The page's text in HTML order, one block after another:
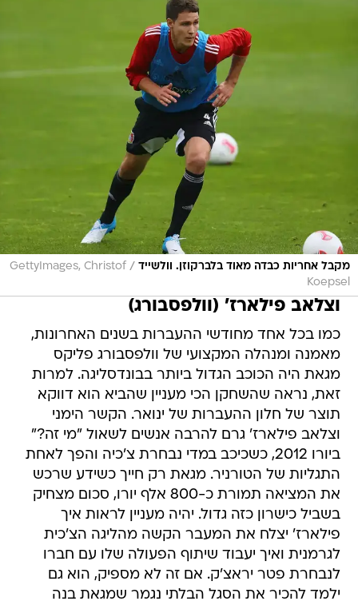
מקבל אחריות כבדה מאוד בלברקוזן. וולשייד /
GettyImages, Christof
Koepsel
וצלאב פילארז' (וולפסבורג)
כמו בכל אחד מחודשי ההעברות בשנים האחרונות,
מאמנה ומנהלה המקצועי של וולפסבורג פליקס
מגאת היה הכוכב הגדול ביותר בבונדסליגה. למרות
זאת, נראה שהשחקן הכי מעניין שהביא הוא דווקא
תוצר של חלון ההעברות של ינואר. הקשר הימני
וצלאב פילארז' גרם להרבה אנשים לשאול "מי זה?"
ביורו 2012, כשכיכב במדי נבחרת צ'כיה והפך לאחת
התגליות של הטורניר. מגאת רק חייך כשידע שרכש
את המציאה תמורת כ-800 אלף יורו, סכום מצחיק
בשביל כישרון כזה גדול. יהיה מעניין לראות איך
פילארז' יצלח את המעבר הקשה מהליגה הצ'כית
לגרמנית ואיך יעבוד שיתוף הפעולה שלו עם חברו
לנבחרת פטר יראצ'ק. אם זה לא מספיק, הוא גם
ילמד להכיר את הסגל הבלתי נגמר שמגאת בנה